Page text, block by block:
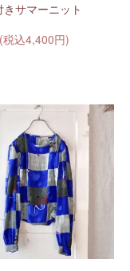
きサマーニット
込4,400円)